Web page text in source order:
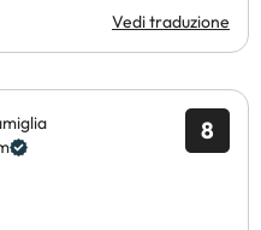
Vedi traduzione
8